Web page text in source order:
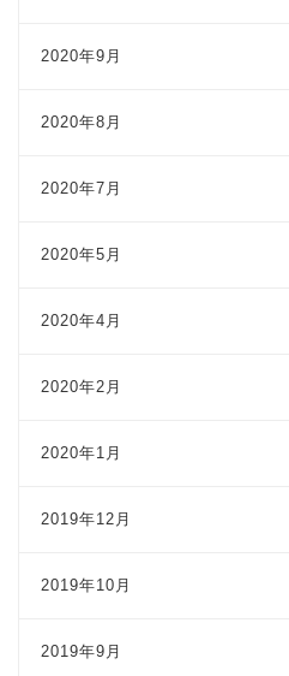
2020年9月
2020年8月
2020年7月
2020年5月
2020年4月
2020年2月
2020年1月
2019年12月
2019年10月
2019年9月